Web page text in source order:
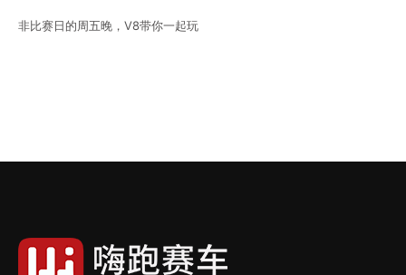
非比赛日的周五晚，V8带你一起玩